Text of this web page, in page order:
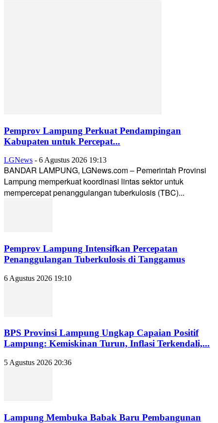
Pemprov Lampung Perkuat Pendampingan
Kabupaten untuk Percepat...
LGNews - 6 Agustus 2026 19:13
BANDAR LAMPUNG, LGNews.com – Pemerintah Provinsi
Lampung memperkuat koordinasi lintas sektor untuk
mempercepat penanggulangan tuberkulosis (TBC)...
Pemprov Lampung Intensifkan Percepatan
Penanggulangan Tuberkulosis di Tanggamus
6 Agustus 2026 19:10
BPS Provinsi Lampung Ungkap Capaian Positif
Lampung: Kemiskinan Turun, Inflasi Terkendali,...
5 Agustus 2026 20:36
Lampung Membuka Babak Baru Pembangunan